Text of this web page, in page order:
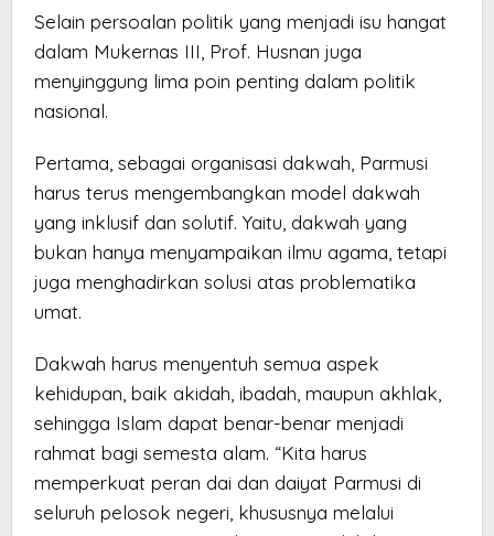
Selain persoalan politik yang menjadi isu hangat
dalam Mukernas III, Prof. Husnan juga
menyinggung lima poin penting dalam politik
nasional.
Pertama, sebagai organisasi dakwah, Parmusi
harus terus mengembangkan model dakwah
yang inklusif dan solutif. Yaitu, dakwah yang
bukan hanya menyampaikan ilmu agama, tetapi
juga menghadirkan solusi atas problematika
umat.
Dakwah harus menyentuh semua aspek
kehidupan, baik akidah, ibadah, maupun akhlak,
sehingga Islam dapat benar-benar menjadi
rahmat bagi semesta alam. “Kita harus
memperkuat peran dai dan daiyat Parmusi di
seluruh pelosok negeri, khususnya melalui